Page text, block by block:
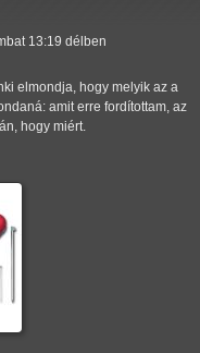
13:19 délben
elmondja, hogy melyik az a
amit erre fordítottam, az
hogy miért.